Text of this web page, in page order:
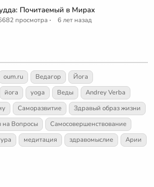
Почитаемый в Мирах
просмотра · 6 лет назад
oum.ru Ведагор
Йога
йога yoga Веды
Andrey Verba
Саморазвитие
Здравый образ жизни
на Вопросы
Самосовершенствование
медитация здравомыслие
Арии